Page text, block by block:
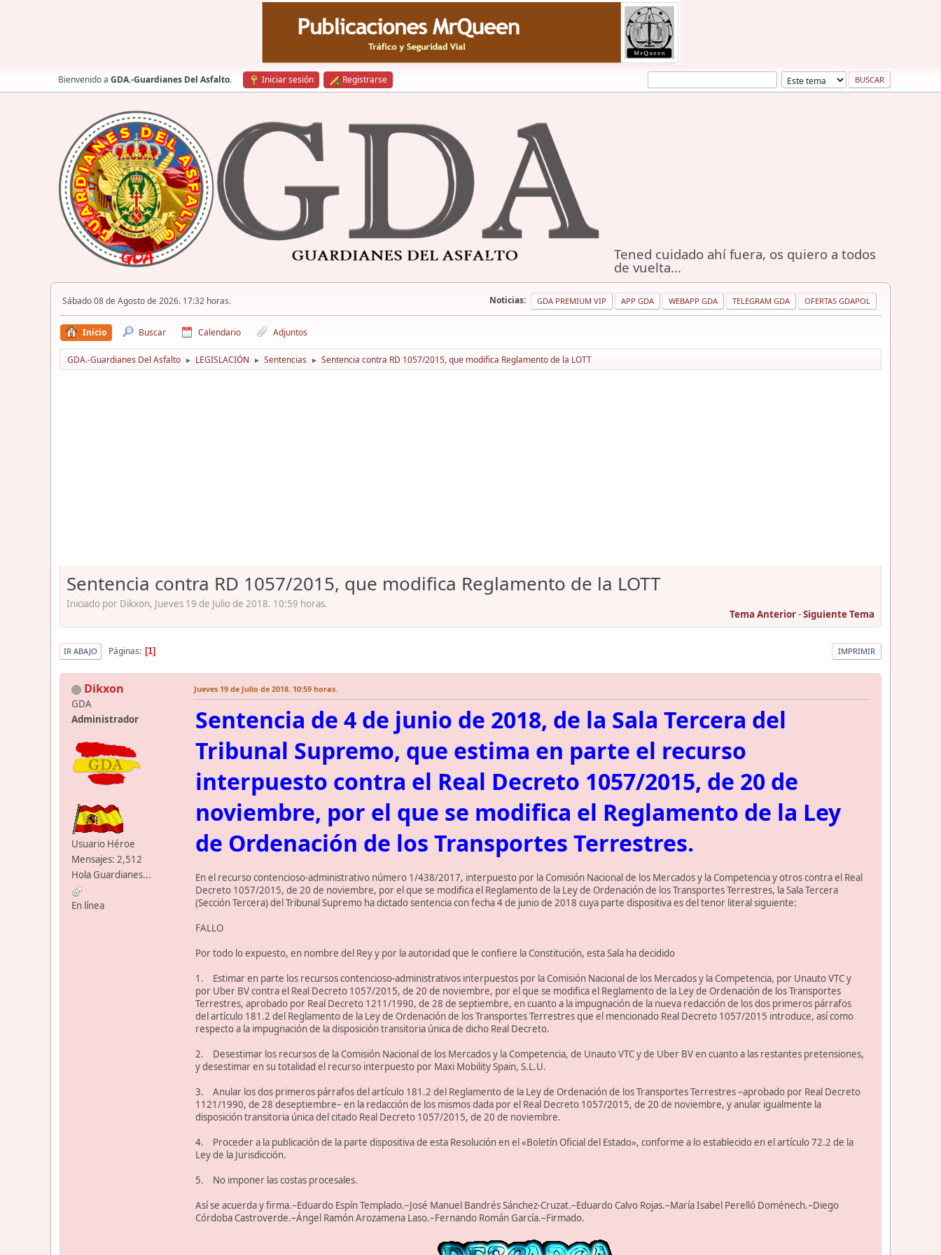
Bienvenido a GDA.-Guardianes Del Asfalto. Iniciar sesión Registrarse
Tened cuidado ahí fuera, os quiero a todos
de vuelta...
Sábado 08 de Agosto de 2026. 17:32 horas. Noticias: GDA PREMIUM VIP APP GDA WEBAPP GDA TELEGRAM GDA OFERTAS GDAPOL
Inicio Buscar Calendario Adjuntos
GDA.-Guardianes Del Asfalto ► LEGISLACIÓN ► Sentencias ► Sentencia contra RD 1057/2015, que modifica Reglamento de la LOTT
Sentencia contra RD 1057/2015, que modifica Reglamento de la LOTT
Iniciado por Dikxon, Jueves 19 de Julio de 2018. 10:59 horas.
Tema Anterior-Siguiente Tema
IMPRIMIR
IR ABAJO Páginas 1
Dikxon
GDA
Administrador
Usuario Héroe
Mensajes: 2,512
Hola Guardianes...
En línea
Jueves 19 de Julio de 2018. 10:59 horas.
Sentencia de 4 de junio de 2018, de la Sala Tercera del
Tribunal Supremo, que estima en parte el recurso
interpuesto contra el Real Decreto 1057/2015, de 20 de
noviembre, por el que se modifica el Reglamento de la Ley
de Ordenación de los Transportes Terrestres.
En el recurso contencioso-administrativo número 1/438/2017, interpuesto por la Comisión Nacional de los Mercados y la Competencia y otros contra el Real
Decreto 1057/2015, de 20 de noviembre, por el que se modifica el Reglamento de la Ley de Ordenación de los Transportes Terrestres, la Sala Tercera
(Sección Tercera) del Tribunal Supremo ha dictado sentencia con fecha 4 de junio de 2018 cuya parte dispositiva es del tenor literal siguiente:
FALLO
Por todo lo expuesto, en nombre del Rey y por la autoridad que le confiere la Constitución, esta Sala ha decidido
1. Estimar en parte los recursos contencioso-administrativos interpuestos por la Comisión Nacional de los Mercados y la Competencia, por Unauto VTC y
por Uber BV contra el Real Decreto 1057/2015, de 20 de noviembre, por el que se modifica el Reglamento de la Ley de Ordenación de los Transportes
Terrestres, aprobado por Real Decreto 1211/1990, de 28 de septiembre, en cuanto a la impugnación de la nueva redacción de los dos primeros párrafos
del artículo 181.2 del Reglamento de la Ley de Ordenación de los Transportes Terrestres que el mencionado Real Decreto 1057/2015 introduce, así como
respecto a la impugnación de la disposición transitoria única de dicho Real Decreto.
2. Desestimar los recursos de la Comisión Nacional de los Mercados y la Competencia, de Unauto VTC y de Uber BV en cuanto a las restantes pretensiones,
y desestimar en su totalidad el recurso interpuesto por Maxi Mobility Spain, S.L.U.
3. Anular los dos primeros párrafos del artículo 181.2 del Reglamento de la Ley de Ordenación de los Transportes Terrestres –aprobado por Real Decreto
1121/1990, de 28 deseptiembre– en la redacción de los mismos dada por el Real Decreto 1057/2015, de 20 de noviembre, y anular igualmente la
disposición transitoria única del citado Real Decreto 1057/2015, de 20 de noviembre.
4. Proceder a la publicación de la parte dispositiva de esta Resolución en el «Boletín Oficial del Estado», conforme a lo establecido en el artículo 72.2 de la
Ley de la Jurisdicción.
5. No imponer las costas procesales.
Así se acuerda y firma.–Eduardo Espín Templado.–José Manuel Bandrés Sánchez-Cruzat.–Eduardo Calvo Rojas.–María Isabel Perelló Doménech.–Diego
Córdoba Castroverde.–Ángel Ramón Arozamena Laso.–Fernando Román García.–Firmado.